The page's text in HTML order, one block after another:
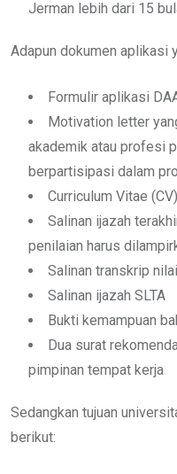
Jerman lebih dari 15
Adapun dokumen aplikasi
Formulir aplikasi
Motivation letter
akademik atau profesi
berpartisipasi dalam
Curriculum Vitae
Salinan ijazah
penilaian harus
Salinan transkrip
Salinan ijazah SLTA
Bukti kemampuan
Dua surat
pimpinan tempat kerja
Sedangkan tujuan
berikut: